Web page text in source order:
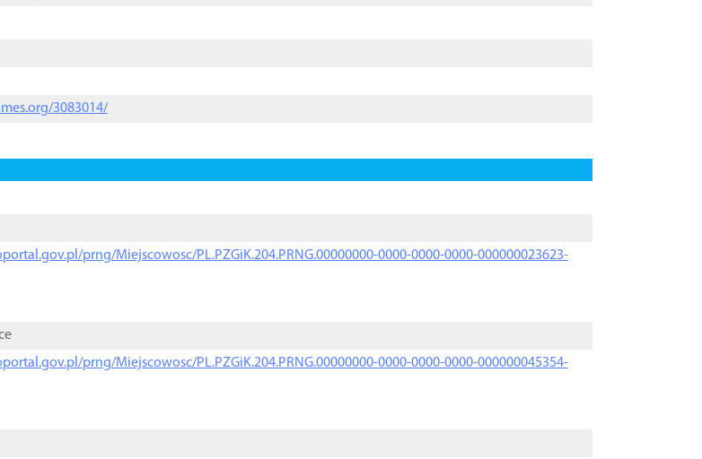
3083014/
prng/Miejscowosc/PL.PZGiK.204.PRNG.00000000-0000-0000-0000-000000023623-
prng/Miejscowosc/PL.PZGiK.204.PRNG.00000000-0000-0000-0000-000000045354-